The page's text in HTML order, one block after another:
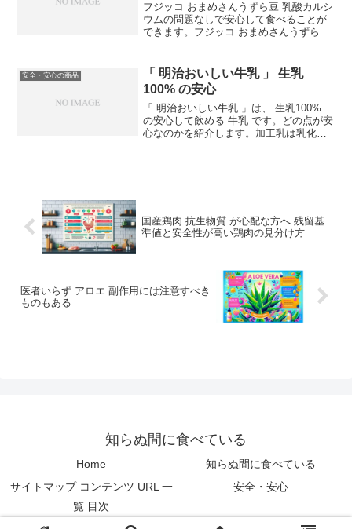
フジッコ おまめさんうずら豆 乳酸カルシ
ウムの問題なしで安心して食べることが
できます。フジッコ おまめさんうずら豆
類があります。いずれも真空パックに入
っており、使用さ...
安全・安心の商品
「 明治おいしい牛乳 」 生乳
100% の安心
「 明治おいしい牛乳 」は、 生乳100%
の安心して飲める 牛乳 です。どの点が安
心なのかを紹介します。加工乳は乳化剤
国産鶏肉 抗生物質 が心配な方へ 残留基
準値と安全性が高い鶏肉の見分け方
医者いらず アロエ 副作用には注意すべき
ものもある
知らぬ間に食べている
Home
知らぬ間に食べている
サイトマップ コンテンツ URL 一
覧 目次
安全・安心